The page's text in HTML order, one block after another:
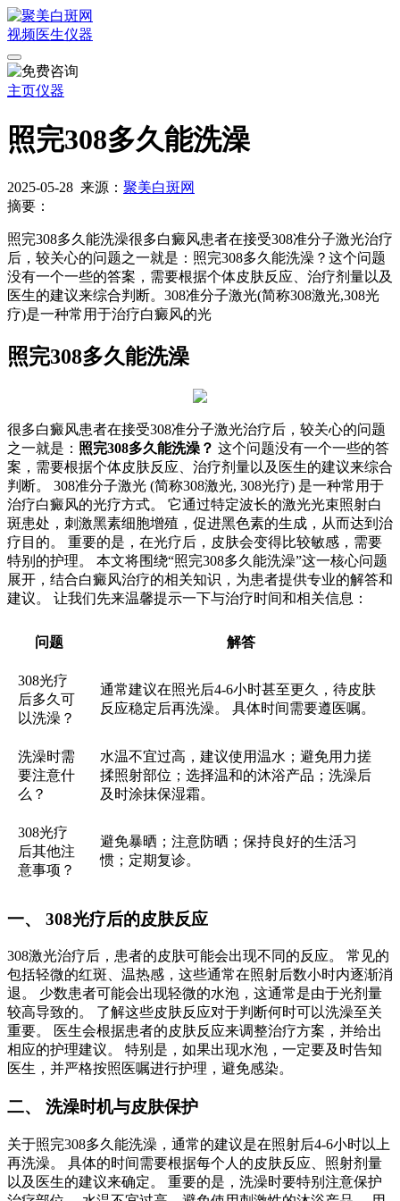
视频医生仪器
主页仪器
照完308多久能洗澡
2025-05-28 来源： 聚美白斑网
摘要：
照完308多久能洗澡很多白癜风患者在接受308准分子激光治疗
后，较关心的问题之一就是：照完308多久能洗澡？这个问题
没有一个一些的答案，需要根据个体皮肤反应、治疗剂量以及
医生的建议来综合判断。308准分子激光(简称308激光,308光
疗)是一种常用于治疗白癜风的光
照完308多久能洗澡
很多白癜风患者在接受308准分子激光治疗后，较关心的问题
之一就是： 照完308多久能洗澡？ 这个问题没有一个一些的答
案，需要根据个体皮肤反应、治疗剂量以及医生的建议来综合
判断。 308准分子激光 (简称308激光, 308光疗) 是一种常用于
治疗白癜风的光疗方式。 它通过特定波长的激光光束照射白
斑患处，刺激黑素细胞增殖，促进黑色素的生成，从而达到治
疗目的。 重要的是，在光疗后，皮肤会变得比较敏感，需要
特别的护理。 本文将围绕“照完308多久能洗澡”这一核心问题
展开，结合白癜风治疗的相关知识，为患者提供专业的解答和
建议。 让我们先来温馨提示一下与治疗时间和相关信息：
问题 解答
308光疗
后多久可
以洗澡？
通常建议在照光后4-6小时甚至更久，待皮肤
反应稳定后再洗澡。 具体时间需要遵医嘱。
洗澡时需
要注意什
么？
水温不宜过高，建议使用温水；避免用力搓
揉照射部位；选择温和的沐浴产品；洗澡后
及时涂抹保湿霜。
308光疗
后其他注
意事项？
避免暴晒；注意防晒；保持良好的生活习
惯；定期复诊。
一、 308光疗后的皮肤反应
308激光治疗后，患者的皮肤可能会出现不同的反应。 常见的
包括轻微的红斑、温热感，这些通常在照射后数小时内逐渐消
退。 少数患者可能会出现轻微的水泡，这通常是由于光剂量
较高导致的。 了解这些皮肤反应对于判断何时可以洗澡至关
重要。 医生会根据患者的皮肤反应来调整治疗方案，并给出
相应的护理建议。 特别是，如果出现水泡，一定要及时告知
医生，并严格按照医嘱进行护理，避免感染。
二、 洗澡时机与皮肤保护
关于照完308多久能洗澡，通常的建议是在照射后4-6小时以上
再洗澡。 具体的时间需要根据每个人的皮肤反应、照射剂量
以及医生的建议来确定。 重要的是，洗澡时要特别注意保护